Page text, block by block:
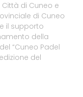
di Cuneo e
di Cuneo
il supporto
della
“Cuneo Padel
del